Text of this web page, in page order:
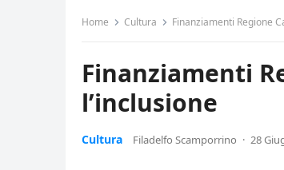
Home Cultura Finanziamenti Regione
Finanziamenti
l’inclusione
Cultura Filadelfo Scamporrino · 28